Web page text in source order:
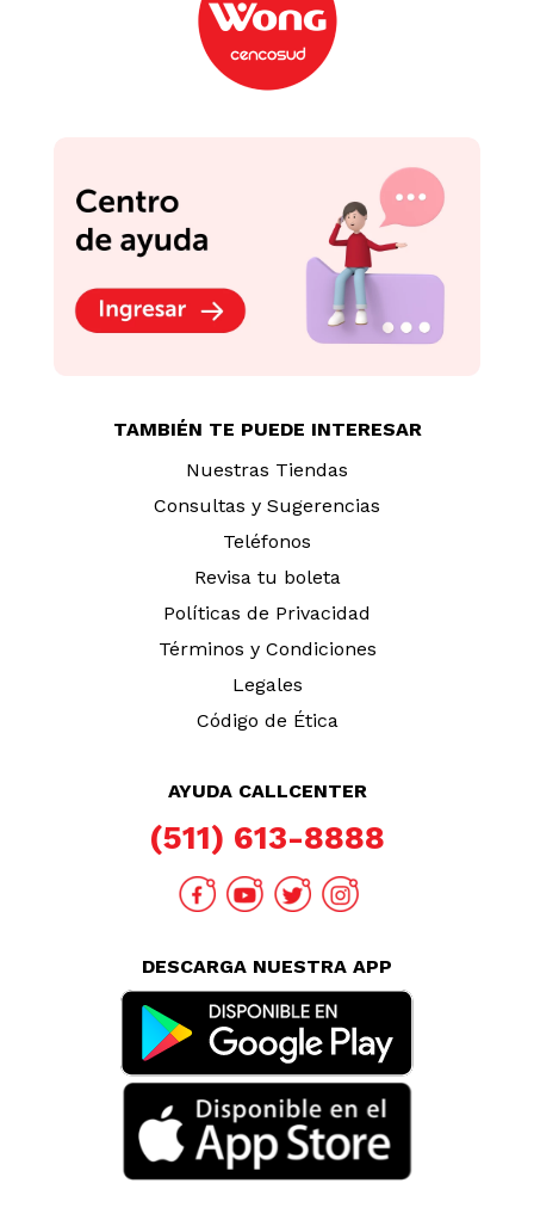
TAMBIÉN TE PUEDE INTERESAR
Nuestras Tiendas
Consultas y Sugerencias
Teléfonos
Revisa tu boleta
Políticas de Privacidad
Términos y Condiciones
Legales
Código de Ética
AYUDA CALLCENTER
(511) 613-8888
DESCARGA NUESTRA APP